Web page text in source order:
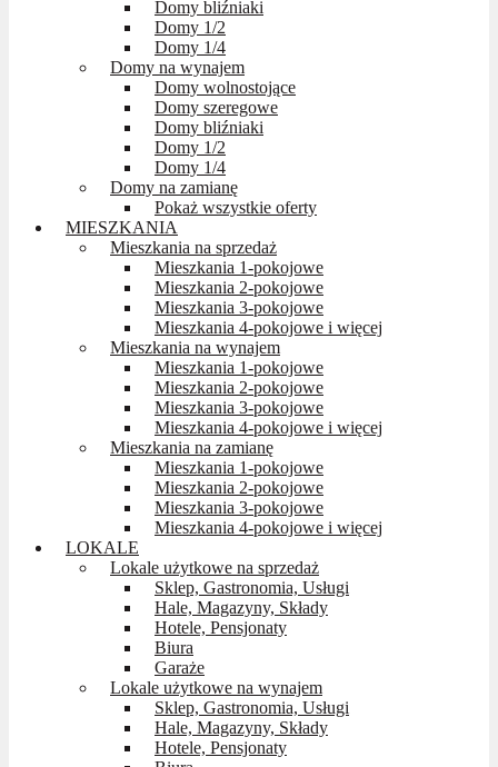
Domy bliźniaki
Domy 1/2
Domy 1/4
Domy na wynajem
Domy wolnostojące
Domy szeregowe
Domy bliźniaki
Domy 1/2
Domy 1/4
Domy na zamianę
Pokaż wszystkie oferty
MIESZKANIA
Mieszkania na sprzedaż
Mieszkania 1-pokojowe
Mieszkania 2-pokojowe
Mieszkania 3-pokojowe
Mieszkania 4-pokojowe i więcej
Mieszkania na wynajem
Mieszkania 1-pokojowe
Mieszkania 2-pokojowe
Mieszkania 3-pokojowe
Mieszkania 4-pokojowe i więcej
Mieszkania na zamianę
Mieszkania 1-pokojowe
Mieszkania 2-pokojowe
Mieszkania 3-pokojowe
Mieszkania 4-pokojowe i więcej
LOKALE
Lokale użytkowe na sprzedaż
Sklep, Gastronomia, Usługi
Hale, Magazyny, Składy
Hotele, Pensjonaty
Biura
Garaże
Lokale użytkowe na wynajem
Sklep, Gastronomia, Usługi
Hale, Magazyny, Składy
Hotele, Pensjonaty